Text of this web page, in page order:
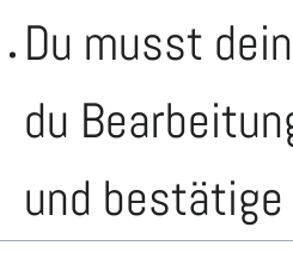
Du musst
du
und